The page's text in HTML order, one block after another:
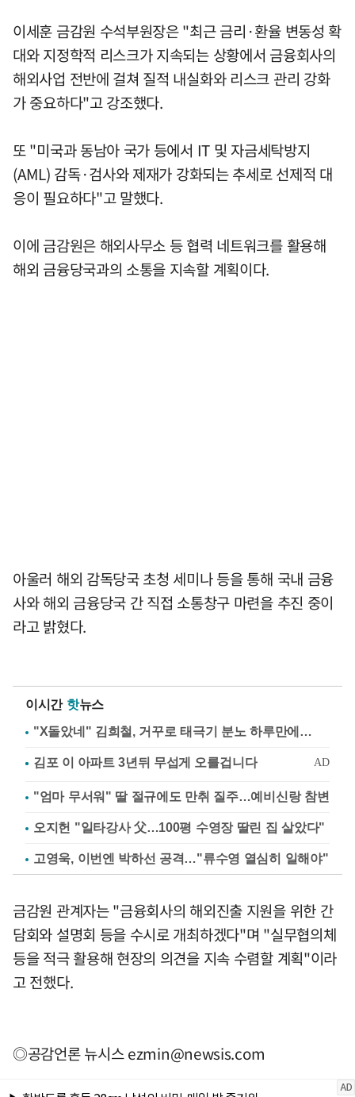
이세훈 금감원 수석부원장은 "최근 금리·환율 변동성 확
대와 지정학적 리스크가 지속되는 상황에서 금융회사의
해외사업 전반에 걸쳐 질적 내실화와 리스크 관리 강화
가 중요하다"고 강조했다.
또 "미국과 동남아 국가 등에서 IT 및 자금세탁방지
(AML) 감독·검사와 제재가 강화되는 추세로 선제적 대
응이 필요하다"고 말했다.
이에 금감원은 해외사무소 등 협력 네트워크를 활용해
해외 금융당국과의 소통을 지속할 계획이다.
아울러 해외 감독당국 초청 세미나 등을 통해 국내 금융
사와 해외 금융당국 간 직접 소통창구 마련을 추진 중이
라고 밝혔다.
이시간 핫뉴스
"X돌았네" 김희철, 거꾸로 태극기 분노 하루만에…
"엄마 무서워" 딸 절규에도 만취 질주…예비신랑 참변
오지헌 "일타강사 父…100평 수영장 딸린 집 살았다"
고영욱, 이번엔 박하선 공격…"류수영 열심히 일해야"
금감원 관계자는 "금융회사의 해외진출 지원을 위한 간
담회와 설명회 등을 수시로 개최하겠다"며 "실무협의체
등을 적극 활용해 현장의 의견을 지속 수렴할 계획"이라
고 전했다.
◎공감언론 뉴시스ezmin@newsis.com